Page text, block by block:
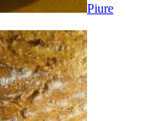
Piure